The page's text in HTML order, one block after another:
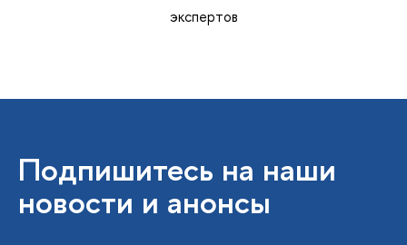
эксперто
Подпишитесь на наши
новости и анонсы